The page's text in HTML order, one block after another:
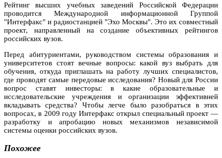
Рейтинг высших учебных заведений Российской Федерации
проводится Международной информационной Группой
"Интерфакс" и радиостанцией "Эхо Москвы". Это их совместный
проект, направленный на создание объективных рейтингов
российских вузов.
Перед абитуриентами, руководством системы образования и
университетов стоят вечные вопросы: какой вуз выбрать для
обучения, откуда приглашать на работу лучших специалистов,
где проводят самые передовые исследования? Новый для России
вопрос ставят инвесторы: в какие образовательные и
исследовательские учреждения и организации эффективней
вкладывать средства? Чтобы легче было разобраться в этих
вопросах, в 2009 году Интерфакс открыл специальный проект —
разработку и апробацию новых механизмов независимой
системы оценки российских вузов.
Похожее